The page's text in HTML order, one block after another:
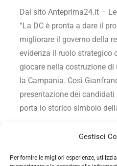
Gestisci
Per fornire le migliori esperienze,
Dal sito Anteprima24.it –
“La DC è pronta a dare il
migliorare il governo della
evidenza il ruolo strategico
giocare nella costruzione
la Campania. Così
presentazione dei
porta lo storico simbolo